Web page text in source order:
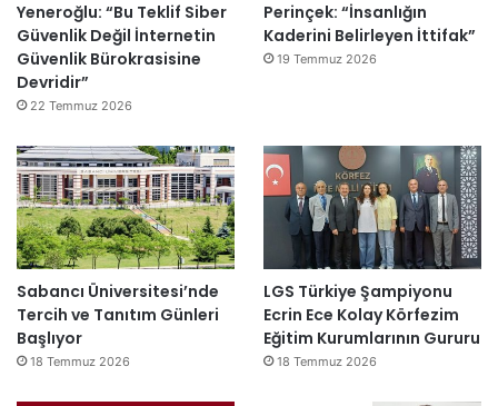
Yeneroğlu: “Bu Teklif Siber
Güvenlik Değil İnternetin
Güvenlik Bürokrasisine
Devridir”
22 Temmuz 2026
Perinçek: “İnsanlığın
Kaderini Belirleyen İttifak”
19 Temmuz 2026
Sabancı Üniversitesi’nde
Tercih ve Tanıtım Günleri
Başlıyor
18 Temmuz 2026
LGS Türkiye Şampiyonu
Ecrin Ece Kolay Körfezim
Eğitim Kurumlarının Gururu
18 Temmuz 2026